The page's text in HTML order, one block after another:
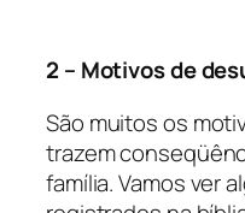
2 – Motivos de
São muitos os
trazem
família. Vamos ver